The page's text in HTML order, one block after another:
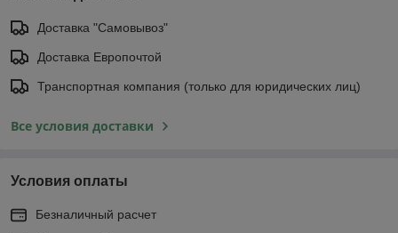
Доставка "Самовывоз"
Доставка Европочтой
Транспортная компания (только для юридических лиц)
Все условия доставки
Условия оплаты
Безналичный расчет